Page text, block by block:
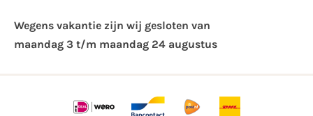
Wegens vakantie zijn wij gesloten van ​
maandag 3 t/m maandag 24 augustus